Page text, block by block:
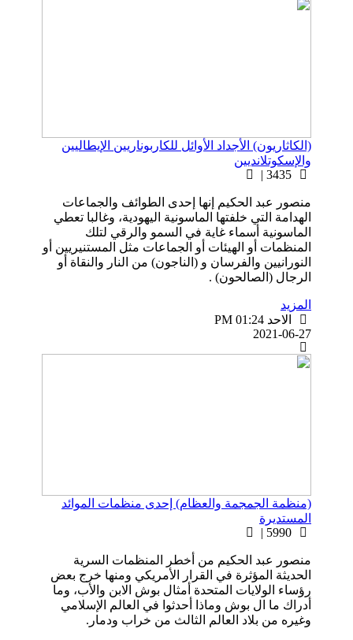
(الكاثاريون) الأجداد الأوائل للكاربوناريين الإيطاليين
والإسكوتلانديين
منصور عبد الحكيم إنها إحدى الطوائف والجماعات
الهدامة التي خلفتها الماسونية اليهودية، وغالبا تعطي
الماسونية أسماء غاية في السمو والرقي لتلك
المنظمات أو الهيئات أو الجماعات مثل المستنيريين أو
النورانيين والفرسان و (الناجون) من النار والنقاة أو
الرجال (الصالحون) .
المزيد
الاحد PM 01:24
2021-06-27
(منظمة الجمجمة والعظام) إحدى منظمات الموائد
المستديرة
منصور عبد الحكيم من أخطر المنظمات السرية
الحديثة المؤثرة في القرار الأمريكي ومنها خرج بعض
رؤساء الولايات المتحدة أمثال بوش الابن والأب، وما
أدراك ما ال بوش وماذا أحدثوا في العالم الإسلامي
وغيره من بلاد العالم الثالث من خراب ودمار.